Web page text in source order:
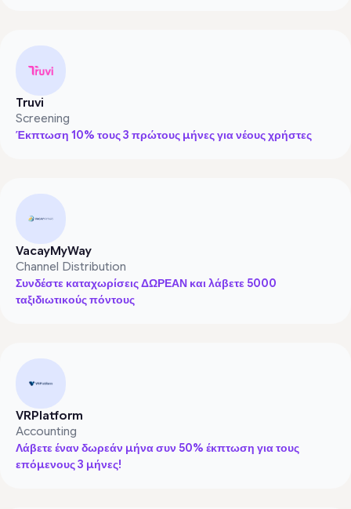
Truvi
Screening
Έκπτωση 10% τους 3 πρώτους μήνες για νέους χρήστες
VacayMyWay
Channel Distribution
Συνδέστε καταχωρίσεις ΔΩΡΕΑΝ και λάβετε 5000
ταξιδιωτικούς πόντους
VRPlatform
Accounting
Λάβετε έναν δωρεάν μήνα συν 50% έκπτωση για τους
επόμενους 3 μήνες!